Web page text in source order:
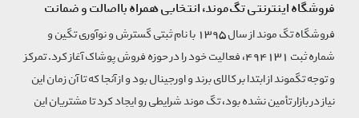
فروشگاه اینترنتی تگ‌موند، انتخابی همراه بااصالت و ضمانت
فروشگاه تگ موند از سال 1395 با نام ثبتی گسترش و نوآوری تگین و
شماره ثبت 494131، فعالیت خود را در حوزه فروش پوشاک آغاز کرد. تمرکز
و توجه تگموند از ابتدا بر کالای برند و اورجینال بود و از آنجا که تا آن زمان این
نیاز در بازار تأمین نشده بود، تگ موند شرایطی رو ایجاد کرد تا مشتریان این